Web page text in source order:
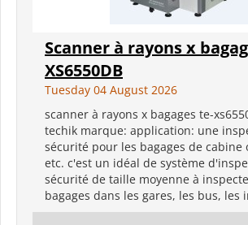
Scanner à rayons x
XS6550DB
Tuesday 04 August 2026
scanner à rayons x bagages te-
techik marque: application: une
sécurité pour les bagages de cabine
etc. c'est un idéal de système
sécurité de taille moyenne à
bagages dans les gares, les bus, les